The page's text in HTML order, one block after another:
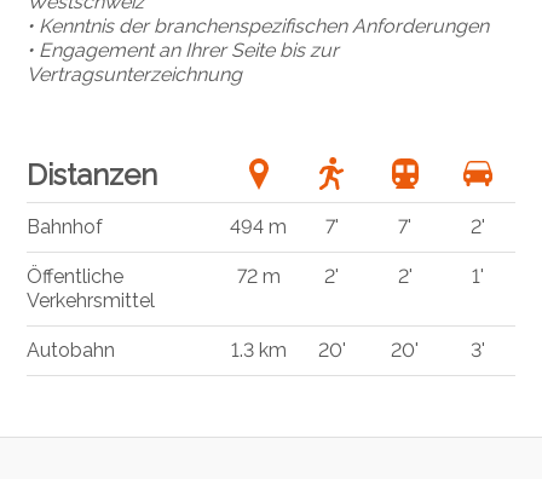
• Kenntnis der branchenspezifischen Anforderungen
• Engagement an Ihrer Seite bis zur
Vertragsunterzeichnung
Distanzen
Bahnhof 494 m 7' 7' 2'
Öffentliche
Verkehrsmittel
72 m 2' 2' 1'
Autobahn 1.3 km 20' 20' 3'